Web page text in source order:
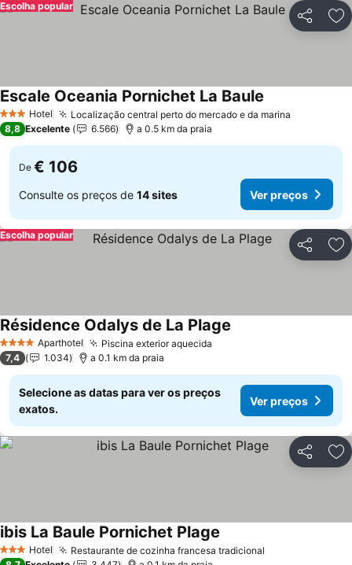
Partilhar
Escolha popular
3 EstrelasHotel Localização central perto do mercado e da marina
Escale Oceania Pornichet La Baule
8,8 Excelente 6.566 a 0.5 km da praia
De € 106
Consulte os preços de 14 sites Ver preços
Partilhar
Escolha popular
4 EstrelasAparthotel Piscina exterior aquecida
Résidence Odalys de La Plage
7,4 1.034 a 0.1 km da praia
Selecione as datas para ver os preços
exatos.
Ver preços
Partilhar
3 EstrelasHotel Restaurante de cozinha francesa tradicional
ibis La Baule Pornichet Plage